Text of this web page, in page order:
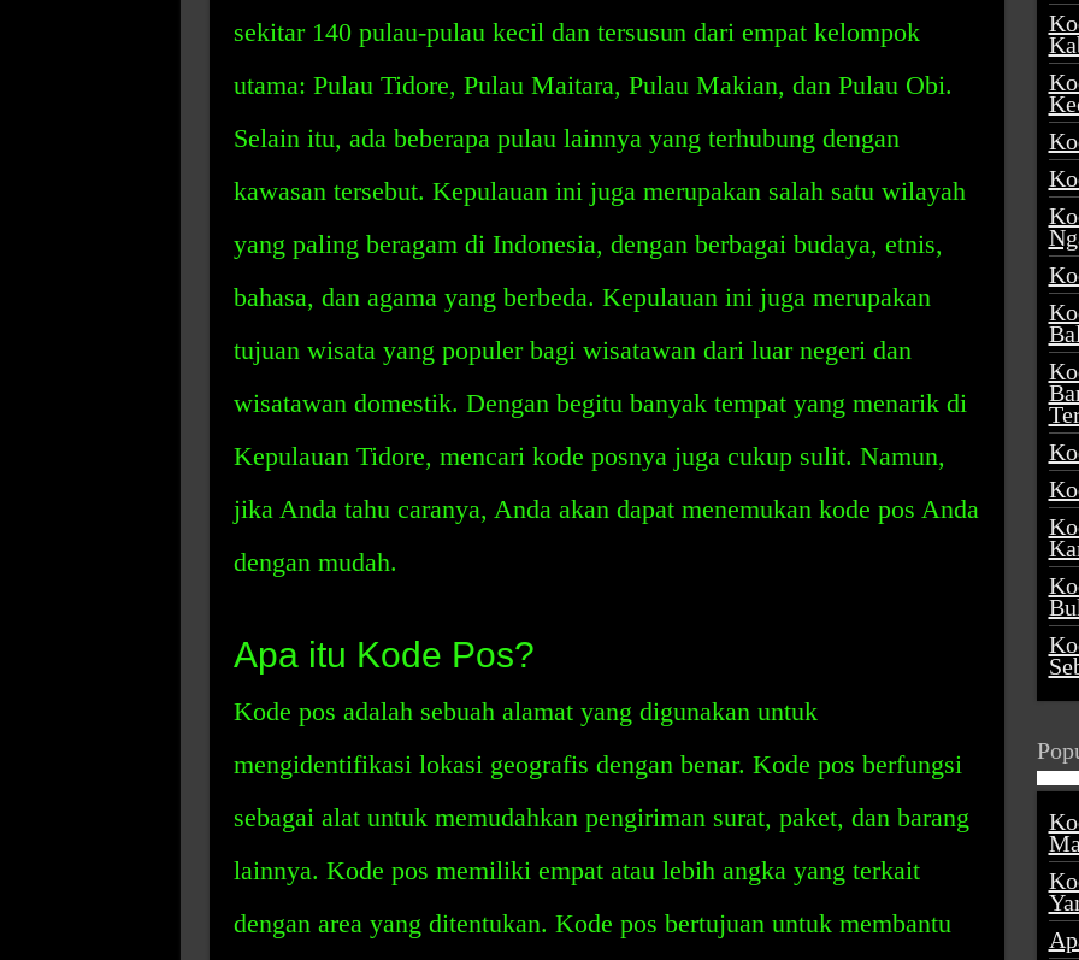
sekitar 140 pulau-pulau kecil dan tersusun dari empat kelompok
utama: Pulau Tidore, Pulau Maitara, Pulau Makian, dan Pulau Obi.
Selain itu, ada beberapa pulau lainnya yang terhubung dengan
kawasan tersebut. Kepulauan ini juga merupakan salah satu wilayah
yang paling beragam di Indonesia, dengan berbagai budaya, etnis,
bahasa, dan agama yang berbeda. Kepulauan ini juga merupakan
tujuan wisata yang populer bagi wisatawan dari luar negeri dan
wisatawan domestik. Dengan begitu banyak tempat yang menarik di
Kepulauan Tidore, mencari kode posnya juga cukup sulit. Namun,
jika Anda tahu caranya, Anda akan dapat menemukan kode pos Anda
dengan mudah.
Apa itu Kode Pos?
Kode pos adalah sebuah alamat yang digunakan untuk
mengidentifikasi lokasi geografis dengan benar. Kode pos berfungsi
sebagai alat untuk memudahkan pengiriman surat, paket, dan barang
lainnya. Kode pos memiliki empat atau lebih angka yang terkait
dengan area yang ditentukan. Kode pos bertujuan untuk membantu